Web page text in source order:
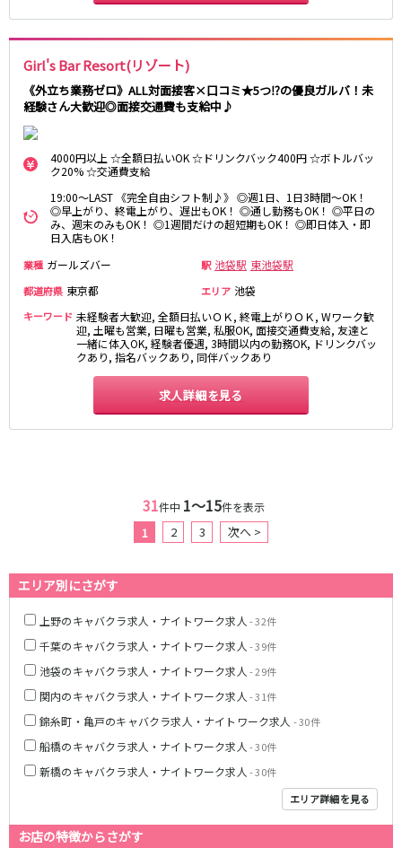
Girl's Bar Resort(リゾート)
《外立ち業務ゼロ》ALL対面接客×口コミ★5つ⁉の優良ガルバ！未
経験さん大歓迎◎面接交通費も支給中♪
4000円以上 ☆全額日払いOK ☆ドリンクバック400円 ☆ボトルバッ
ク20% ☆交通費支給
19:00～LAST 《完全自由シフト制♪》 ◎週1日、1日3時間～OK！
◎早上がり、終電上がり、遅出もOK！ ◎通し勤務もOK！ ◎平日の
み、週末のみもOK！ ◎1週間だけの超短期もOK！ ◎即日体入・即
日入店もOK！
業種 ガールズバー 駅 池袋駅 東池袋駅
都道府県 東京都 エリア 池袋
キーワード 未経験者大歓迎, 全額日払いＯＫ, 終電上がりＯＫ, Wワーク歓
迎, 土曜も営業, 日曜も営業, 私服OK, 面接交通費支給, 友達と
一緒に体入OK, 経験者優遇, 3時間以内の勤務OK, ドリンクバッ
クあり, 指名バックあり, 同伴バックあり
求人詳細を見る
31件中 1〜15件を表示
1 2 3 次へ >
エリア別にさがす
上野のキャバクラ求人・ナイトワーク求人 - 32件
千葉のキャバクラ求人・ナイトワーク求人 - 39件
池袋のキャバクラ求人・ナイトワーク求人 - 29件
関内のキャバクラ求人・ナイトワーク求人 - 31件
錦糸町・亀戸のキャバクラ求人・ナイトワーク求人 - 30件
船橋のキャバクラ求人・ナイトワーク求人 - 30件
新橋のキャバクラ求人・ナイトワーク求人 - 30件
エリア詳細を見る
お店の特徴からさがす
大宮駅
船橋駅
柏駅
春日部駅
大和駅
藤沢駅
鶴間駅
中央林間駅
本鵠沼駅
南林間駅
京成千葉線
京成津田沼駅
京成稲毛駅
京成幕張本郷駅
北千住駅
新越谷駅
浅草駅
新伊勢崎駅
伊勢崎駅
加須駅
花崎駅
南羽生駅
蒲生駅
茂林寺前駅
牛田駅
越谷駅
五反野駅
小菅駅
府中本町駅